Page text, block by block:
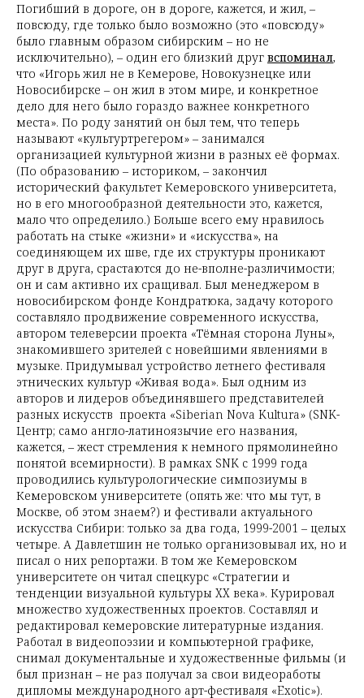
Погибший в дороге, он в дороге, кажется, и жил, –
повсюду, где только было возможно (это «повсюду»
было главным образом сибирским – но не
исключительно), – один его близкий друг вспоминал,
что «Игорь жил не в Кемерове, Новокузнецке или
Новосибирске – он жил в этом мире, и конкретное
дело для него было гораздо важнее конкретного
места». По роду занятий он был тем, что теперь
называют «культуртрегером» – занимался
организацией культурной жизни в разных её формах.
(По образованию – историком, – закончил
исторический факультет Кемеровского университета,
но в его многообразной деятельности это, кажется,
мало что определило.) Больше всего ему нравилось
работать на стыке «жизни» и «искусства», на
соединяющем их шве, где их структуры проникают
друг в друга, срастаются до не-вполне-различимости;
он и сам активно их сращивал. Был менеджером в
новосибирском фонде Кондратюка, задачу которого
составляло продвижение современного искусства,
автором телеверсии проекта «Тёмная сторона Луны»,
знакомившего зрителей с новейшими явлениями в
музыке. Придумывал устройство летнего фестиваля
этнических культур «Живая вода». Был одним из
авторов и лидеров объединявшего представителей
разных искусств проекта «Siberian Nova Kultura» (SNK-
Центр; само англо-латиноязычие его названия,
кажется, – жест стремления к немного прямолинейно
понятой всемирности). В рамках SNK с 1999 года
проводились культурологические симпозиумы в
Кемеровском университете (опять же: что мы тут, в
Москве, об этом знаем?) и фестивали актуального
искусства Сибири: только за два года, 1999-2001 – целых
четыре. А Давлетшин не только организовывал их, но и
писал о них репортажи. В том же Кемеровском
университете он читал спецкурс «Стратегии и
тенденции визуальной культуры XX века». Курировал
множество художественных проектов. Составлял и
редактировал кемеровские литературные издания.
Работал в видеопоэзии и компьютерной графике,
снимал документальные и художественные фильмы (и
был признан – не раз получал за свои видеоработы
дипломы международного арт-фестиваля «Exotic»).